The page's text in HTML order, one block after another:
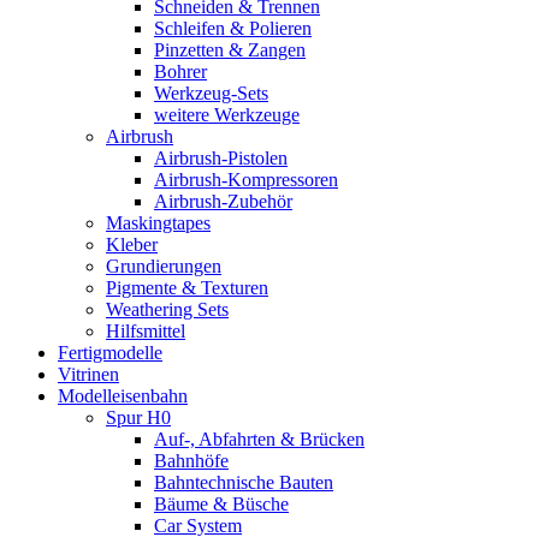
Schneiden & Trennen
Schleifen & Polieren
Pinzetten & Zangen
Bohrer
Werkzeug-Sets
weitere Werkzeuge
Airbrush
Airbrush-Pistolen
Airbrush-Kompressoren
Airbrush-Zubehör
Maskingtapes
Kleber
Grundierungen
Pigmente & Texturen
Weathering Sets
Hilfsmittel
Fertigmodelle
Vitrinen
Modelleisenbahn
Spur H0
Auf-, Abfahrten & Brücken
Bahnhöfe
Bahntechnische Bauten
Bäume & Büsche
Car System